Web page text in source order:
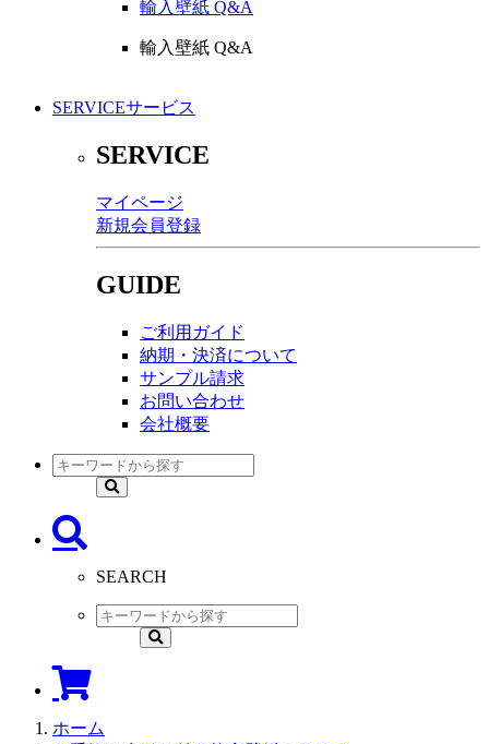
輸入壁紙 Q&A
輸入壁紙 Q&A
SERVICEサービス
SERVICE
マイページ
新規会員登録
GUIDE
ご利用ガイド
納期・決済について
サンプル請求
お問い合わせ
会社概要
SEARCH
ホーム